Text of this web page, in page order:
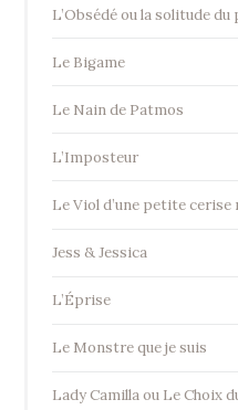
L’Obsédé ou la solitude du
Le Bigame
Le Nain de Patmos
L’Imposteur
Le Viol d’une petite
Jess & Jessica
L’Éprise
Le Monstre que je suis
Lady Camilla ou Le Choix